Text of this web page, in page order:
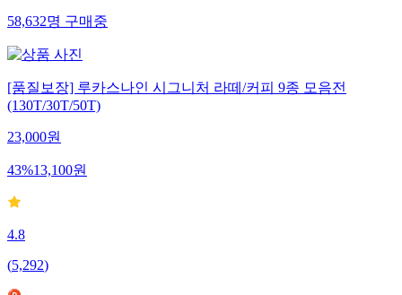
58,632명구매중
[품질보장] 루카스나인 시그니처 라떼/커피 9종 모음전
(130T/30T/50T)
23,000원
43%13,100원
4.8
(5,292)